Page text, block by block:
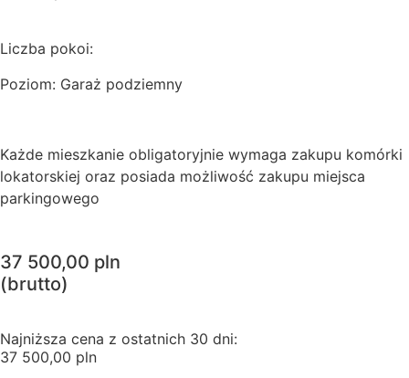
Liczba pokoi:
Poziom: Garaż podziemny
Każde mieszkanie obligatoryjnie wymaga zakupu komórki
lokatorskiej oraz posiada możliwość zakupu miejsca
parkingowego
37 500,00 pln
(brutto)
Najniższa cena z ostatnich 30 dni:
37 500,00 pln